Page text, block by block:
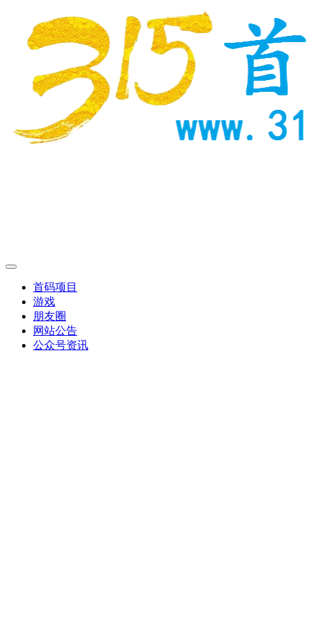
首码项目
游戏
朋友圈
网站公告
公众号资讯